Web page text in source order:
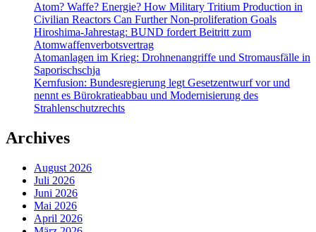
Atom? Waffe? Energie? How Military Tritium Production in
Civilian Reactors Can Further Non-proliferation Goals
Hiroshima-Jahrestag: BUND fordert Beitritt zum
Atomwaffenverbotsvertrag
Atomanlagen im Krieg: Drohnenangriffe und Stromausfälle in
Saporischschja
Kernfusion: Bundesregierung legt Gesetzentwurf vor und
nennt es Bürokratieabbau und Modernisierung des
Strahlenschutzrechts
Archives
August 2026
Juli 2026
Juni 2026
Mai 2026
April 2026